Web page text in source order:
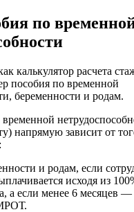
по
калькулятор расчета
пособия по временной
беременности и родам.
напрямую зависит от
и родам, если
исходя из
а если менее 6 месяцев